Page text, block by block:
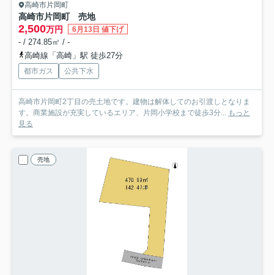
高崎市片岡町
高崎市片岡町 売地
2,500万円 6月13日 値下げ
- / 274.85㎡ / -
高崎線「高崎」駅 徒歩27分
都市ガス 公共下水
高崎市片岡町2丁目の売土地です。建物は解体してのお引渡しとなりま
す。商業施設が充実しているエリア、片岡小学校まで徒歩3分... もっと
見る
売地